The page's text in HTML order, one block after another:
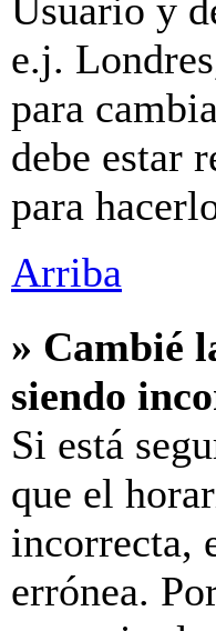
Usuario y
e.j.
para
debe estar
para
Arriba
» Cambié
siendo
Si está
que el
incorrecta,
errónea.